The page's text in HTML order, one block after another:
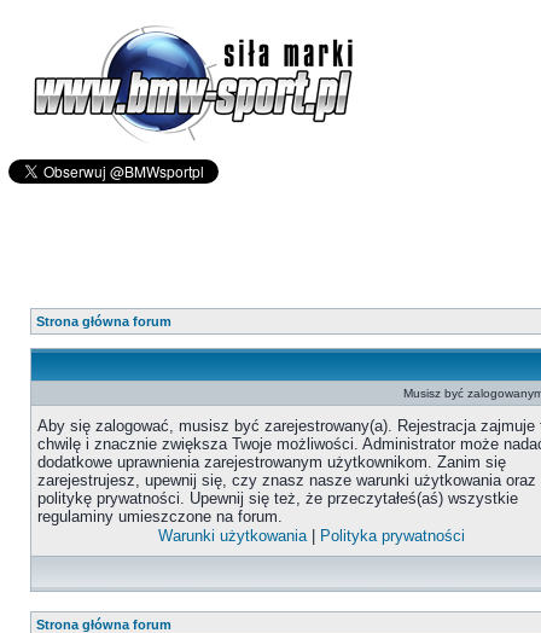
Strona główna forum
Musisz być
Aby się zalogować, musisz być zarejestrowany(a). Rejestracja zajmuje
chwilę i znacznie zwiększa Twoje możliwości. Administrator może
dodatkowe uprawnienia zarejestrowanym użytkownikom. Zanim się
zarejestrujesz, upewnij się, czy znasz nasze warunki użytkowania oraz
politykę prywatności. Upewnij się też, że przeczytałeś(aś) wszystkie
regulaminy umieszczone na forum.
Warunki użytkowania| Polityka prywatności
Strona główna forum